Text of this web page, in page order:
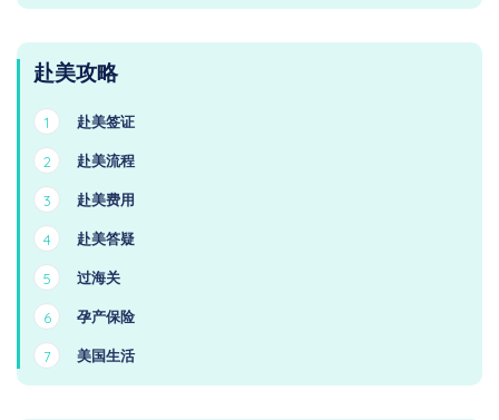
赴美攻略
1 赴美签证
2 赴美流程
3 赴美费用
4 赴美答疑
5 过海关
6 孕产保险
7 美国生活